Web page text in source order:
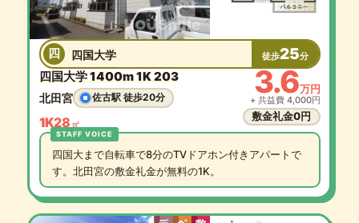
四 四国大学 徒歩25分
四国大学 1400m 1K 203
北田宮 佐古駅 徒歩20分
1K28 ㎡
3.6万円
+ 共益費 4,000円
敷金礼金0円
四国大まで自転車で8分のTVドアホン付きアパートで
す。北田宮の敷金礼金が無料の1K。